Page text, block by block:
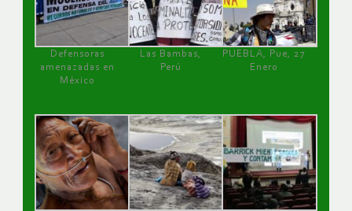
Defensoras
amenazadas en
México
Las Bambas,
Perú
PUEBLA, Pue, 27
Enero